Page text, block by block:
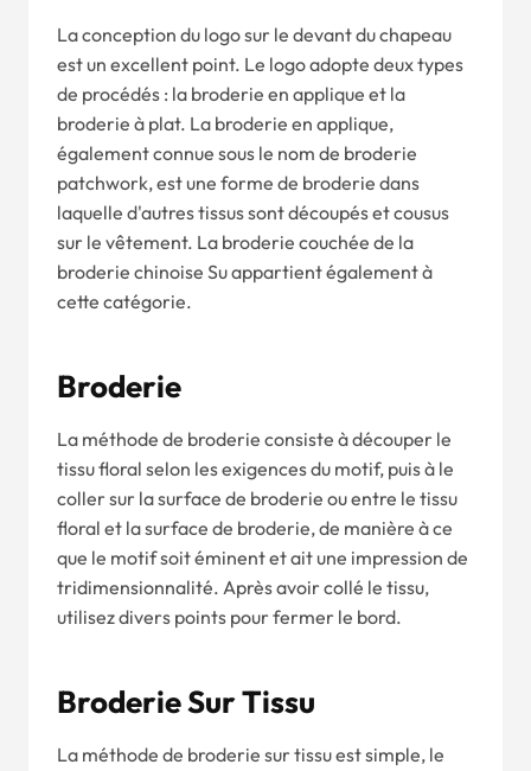
La conception du logo sur le devant du chapeau
est un excellent point. Le logo adopte deux types
de procédés : la broderie en applique et la
broderie à plat. La broderie en applique,
également connue sous le nom de broderie
patchwork, est une forme de broderie dans
laquelle d'autres tissus sont découpés et cousus
sur le vêtement. La broderie couchée de la
broderie chinoise Su appartient également à
cette catégorie.
Broderie
La méthode de broderie consiste à découper le
tissu floral selon les exigences du motif, puis à le
coller sur la surface de broderie ou entre le tissu
floral et la surface de broderie, de manière à ce
que le motif soit éminent et ait une impression de
tridimensionnalité. Après avoir collé le tissu,
utilisez divers points pour fermer le bord.
Broderie Sur Tissu
La méthode de broderie sur tissu est simple, le